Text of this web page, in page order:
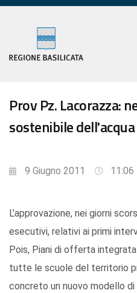
Prov Pz. Lacorazza:
sostenibile dell'acqua
9 Giugno 2011 11:06
L’approvazione, nei giorni
esecutivi, relativi ai primi
Pois, Piani di offerta
tutte le scuole del territorio
concreto un nuovo modello di